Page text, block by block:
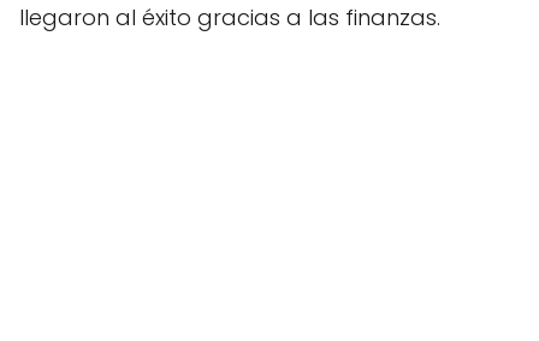
llegaron al éxito gracias a las finanzas.